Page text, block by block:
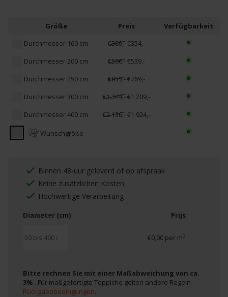
Größe Preis
Verfügbarkeit
Durchmesser 160 cm
€389,-€354,-
Durchmesser 200 cm
€596,-€539,-
Durchmesser 250 cm
€855,-€769,-
Durchmesser 300 cm
€1.344,-€1.209,-
Durchmesser 400 cm
€2.136,-€1.924,-
Wunschgröße
Binnen 48-uur geleverd of op afspraak
Keine zusätzlichen Kosten
Hochwertige Verarbeitung
Diameter (cm) Prijs
€0,00 per m2
Bitte rechnen Sie mit einer Maßabweichung von ca.
3% . Für maßgefertigte Teppiche gelten andere Regeln
Rückgabebedingungen.